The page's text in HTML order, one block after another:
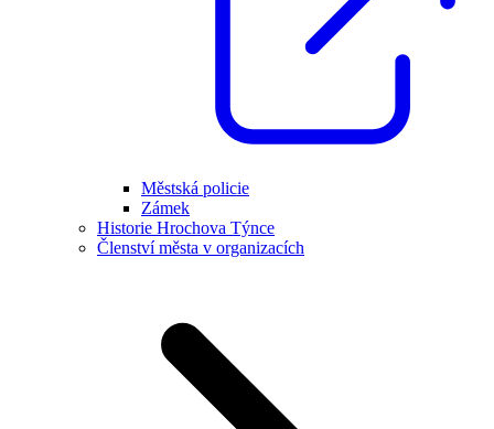
Městská policie
Zámek
Historie Hrochova Týnce
Členství města v organizacích